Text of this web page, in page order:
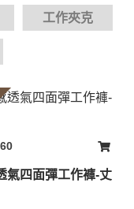
工作夾克
氣四面彈工作褲-丈